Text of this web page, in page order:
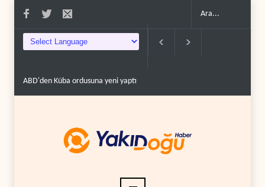
ABD'den Küba ordusuna yeni yaptırımlar..